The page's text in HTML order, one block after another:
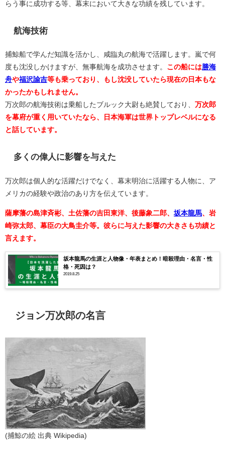
らう事に成功する等、幕末において大きな功績を残しています。
航海技術
捕鯨船で学んだ知識を活かし、咸臨丸の航海で活躍します。嵐で何
度も沈没しかけますが、無事航海を成功させます。 この船には勝海
舟や福沢諭吉等も乗っており、もし沈没していたら現在の日本もな
かったかもしれません。
万次郎の航海技術は乗船したブルック大尉も絶賛しており、 万次郎
を幕府が重く用いていたなら、日本海軍は世界トップレベルになる
と話しています。
多くの偉人に影響を与えた
万次郎は個人的な活躍だけでなく、幕末明治に活躍する人物に、ア
メリカの経験や政治のあり方を伝えています。
薩摩藩の島津斉彬、土佐藩の吉田東洋、後藤象二郎、坂本龍馬、岩
崎弥太郎、幕臣の大鳥圭介等。彼らに与えた影響の大きさも功績と
言えます。
坂本龍馬の生涯と人物像・年表まとめ！暗殺理由・名言・性
格・死因は？
2019.8.25
ジョン万次郎の名言
(捕鯨の絵 出典 Wikipedia)